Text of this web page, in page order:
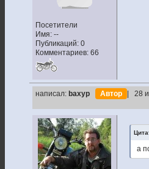
Посетители
Имя: --
Публикаций: 0
Комментариев: 66
написал: baxyp Автор | 28
а